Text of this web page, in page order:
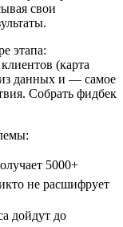
свои
этапа:
(карта
данных и — самое
Собрать фидбек
5000+
не расшифрует
дойдут до